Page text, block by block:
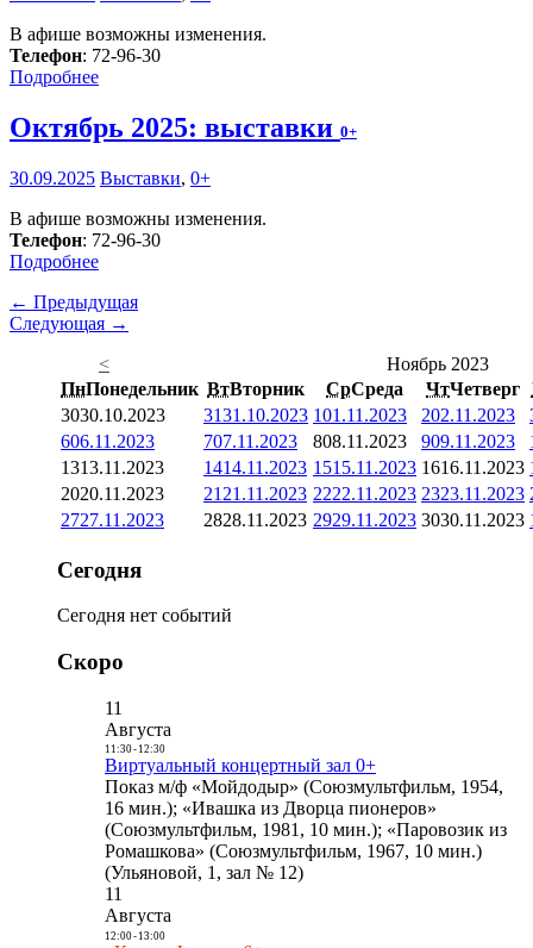
В афише возможны изменения.
Телефон: 72-96-30
Подробнее
Октябрь 2025: выставки 0+
30.09.2025 Выставки, 0+
В афише возможны изменения.
Телефон: 72-96-30
Подробнее
← Предыдущая
Следующая →
<
Ноябрь 2023
ПнПонедельник ВтВторник СрСреда ЧтЧетверг
3030.10.2023 3131.10.2023 101.11.2023 202.11.2023
606.11.2023 707.11.2023 808.11.2023 909.11.2023
1313.11.2023 1414.11.2023 1515.11.2023 1616.11.2023
2020.11.2023 21 21.11.2023 2222.11.2023 2323.11.2023
2727.11.2023 2828.11.2023 2929.11.2023 3030.11.2023
Сегодня
Сегодня нет событий
Скоро
11
Августа
11:30- 12:30
Виртуальный концертный зал 0+
Показ м/ф «Мойдодыр» (Союзмультфильм, 1954,
16 мин.); «Ивашка из Дворца пионеров»
(Союзмультфильм, 1981, 10 мин.); «Паровозик из
Ромашкова» (Союзмультфильм, 1967, 10 мин.)
(Ульяновой, 1, зал № 12)
11
Августа
12:00- 13:00